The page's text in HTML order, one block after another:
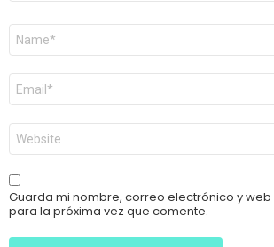
Nombre
Correo
electrónico
*
Web
Guarda mi nombre, correo electrónico y
para la próxima vez que comente.